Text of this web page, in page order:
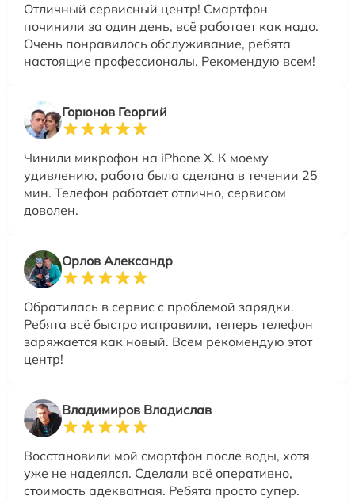
Отличный сервисный центр! Смартфон
починили за один день, всё работает как надо.
Очень понравилось обслуживание, ребята
настоящие профессионалы. Рекомендую всем!
Горюнов Георгий
Чинили микрофон на iPhone X. К моему
удивлению, работа была сделана в течении 25
мин. Телефон работает отлично, сервисом
доволен.
Орлов Александр
Обратилась в сервис с проблемой зарядки.
Ребята всё быстро исправили, теперь телефон
заряжается как новый. Всем рекомендую этот
центр!
Владимиров Владислав
Восстановили мой смартфон после воды, хотя
уже не надеялся. Сделали всё оперативно,
стоимость адекватная. Ребята просто супер.